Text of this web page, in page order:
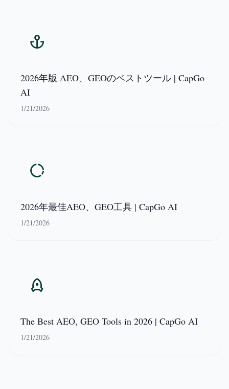
2026年版 AEO、GEOのベストツール | CapGo
AI
1/21/2026
2026年最佳AEO、GEO工具 | CapGo AI
1/21/2026
The Best AEO, GEO Tools in 2026 | CapGo AI
1/21/2026